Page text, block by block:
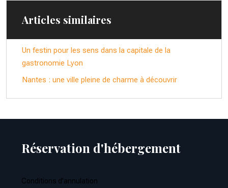
Articles similaires
Un festin pour les sens dans la capitale de la
gastronomie Lyon
Nantes : une ville pleine de charme à découvrir
Réservation d'hébergement
Conditions d'annulation